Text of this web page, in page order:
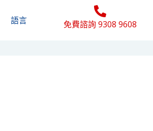
語言 免費諮詢 9308 9608